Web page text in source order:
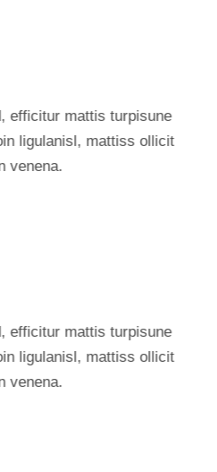
efficitur mattis turpisune
ligulanisl, mattiss ollicit
venena.
efficitur mattis turpisune
ligulanisl, mattiss ollicit
venena.